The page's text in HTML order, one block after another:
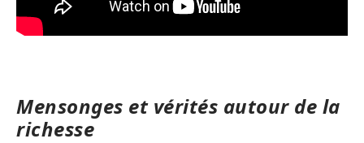
Mensonges et vérités autour de la
richesse